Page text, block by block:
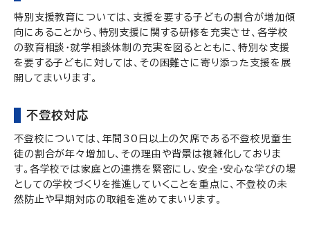
特別支援教育については、支援を要する子どもの割合が増加傾
向にあることから、特別支援に関する研修を充実させ、各学校
の教育相談・就学相談体制の充実を図るとともに、特別な支援
を要する子どもに対しては、その困難さに寄り添った支援を展
開してまいります。
不登校対応
不登校については、年間30日以上の欠席である不登校児童生
徒の割合が年々増加し、その理由や背景は複雑化しておりま
す。各学校では家庭との連携を緊密にし、安全・安心な学びの場
としての学校づくりを推進していくことを重点に、不登校の未
然防止や早期対応の取組を進めてまいります。